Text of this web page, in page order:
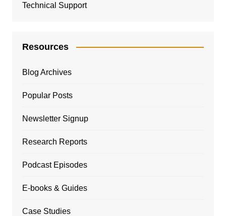
Technical Support
Resources
Blog Archives
Popular Posts
Newsletter Signup
Research Reports
Podcast Episodes
E-books & Guides
Case Studies